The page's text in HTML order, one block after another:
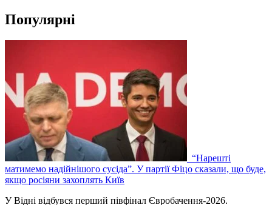
Популярні
“Нарешті
матимемо надійнішого сусіда”. У партії Фіцо сказали, що буде,
якщо росіяни захоплять Київ
У Відні відбувся перший півфінал Євробачення-2026.